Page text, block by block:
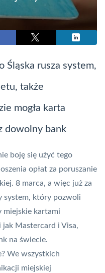
Śląska rusza system,
także
mogła karta
dowolny bank
boję się użyć tego
opłat za poruszanie
8 marca, a więc już za
system, który pozwoli
miejskie kartami
jak Mastercard i Visa,
na świecie.
We wszystkich
miejskiej